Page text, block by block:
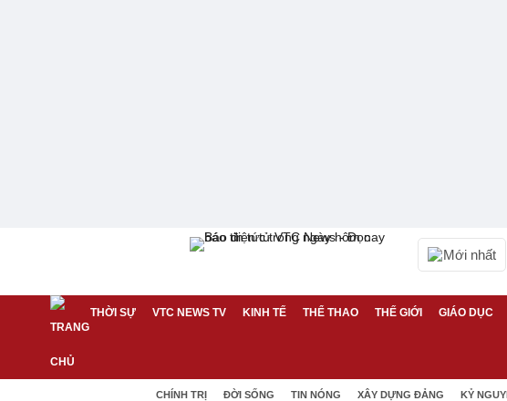
Mới nhất
THỜI SỰ VTC NEWS TV KINH TẾ THỂ THAO THẾ GIỚI GIÁO DỤC
CHÍNH TRỊ ĐỜI SỐNG TIN NÓNG XÂY DỰNG ĐẢNG KỶ